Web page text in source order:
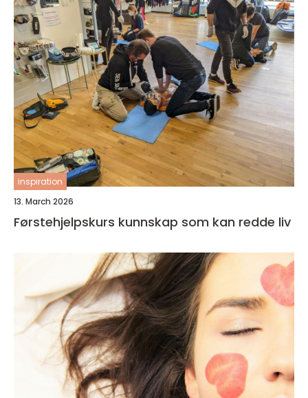
inspiration
13. March 2026
Førstehjelpskurs kunnskap som kan redde liv